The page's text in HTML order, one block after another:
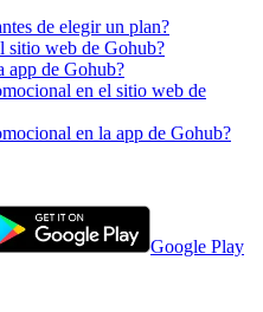
de elegir un plan?
sitio web de Gohub?
app de Gohub?
en el sitio web de
en la app de Gohub?
Google Play